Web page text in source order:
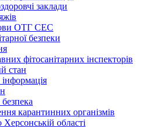
заклади
ОТГ СЕС
безпеки
фітосанітарних інспекторів
стан
інформація
карантинних організмів
Херсонській області